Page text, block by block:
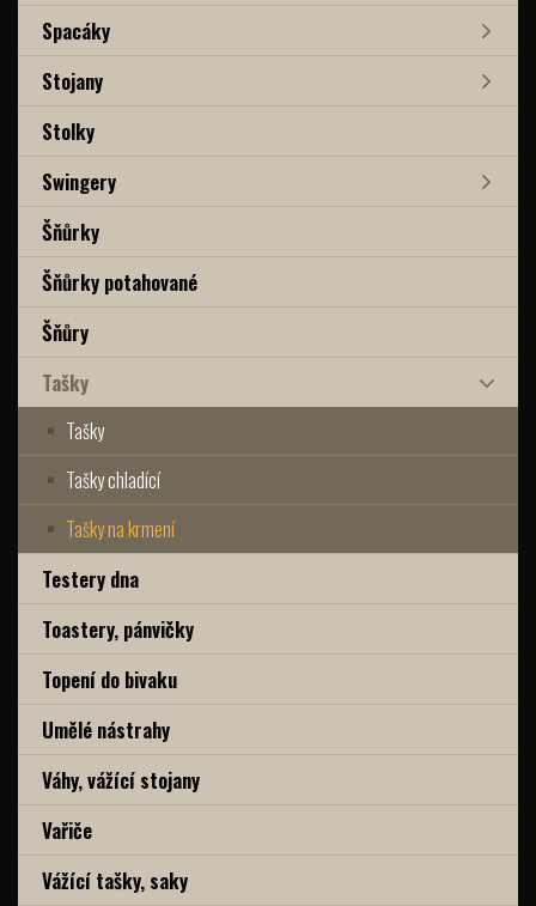
Spacáky
Stojany
Stolky
Swingery
Šňůrky
Šňůrky potahované
Šňůry
Tašky
Tašky
Tašky chladící
Tašky na krmení
Testery dna
Toastery, pánvičky
Topení do bivaku
Umělé nástrahy
Váhy, vážící stojany
Vařiče
Vážící tašky, saky